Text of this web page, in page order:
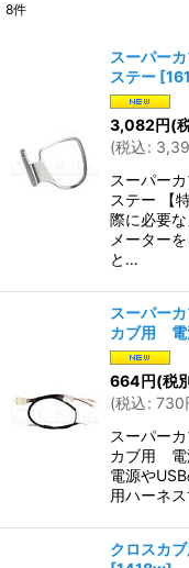
8件
スーパー
ステー [
3,082円(
(税込:
スーパー
ステー 【
際に必要
メーター
と…
スーパー
カブ用 電
664円(税
(税込: 730
スーパー
カブ用 電
電源や
用ハーネ
クロスカ